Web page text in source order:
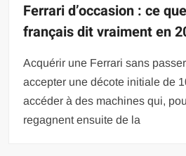
Ferrari d’occasion : ce
français dit vraiment en
Acquérir une Ferrari sans
accepter une décote initiale de
accéder à des machines qui,
regagnent ensuite de la